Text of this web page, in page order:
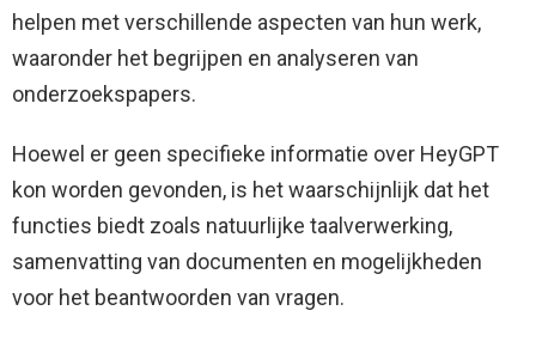
helpen met verschillende aspecten van hun werk,
waaronder het begrijpen en analyseren van
onderzoekspapers.
Hoewel er geen specifieke informatie over HeyGPT
kon worden gevonden, is het waarschijnlijk dat het
functies biedt zoals natuurlijke taalverwerking,
samenvatting van documenten en mogelijkheden
voor het beantwoorden van vragen.